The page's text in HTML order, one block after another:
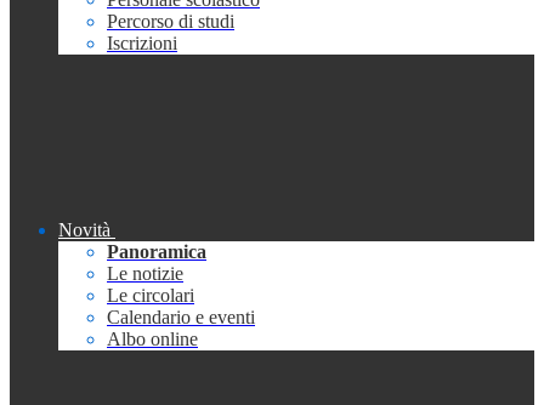
Percorso di studi
Iscrizioni
Novità
Panoramica
Le notizie
Le circolari
Calendario e eventi
Albo online